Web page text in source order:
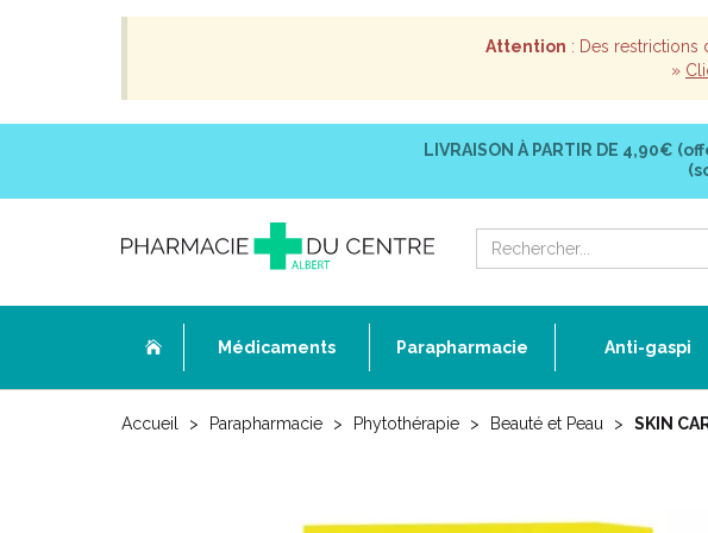
Attention : Des restrictions
»
LIVRAISON À PARTIR DE 4,90€
Médicaments Parapharmacie Anti-gaspi
Accueil Parapharmacie Phytothérapie Beauté et Peau SKIN